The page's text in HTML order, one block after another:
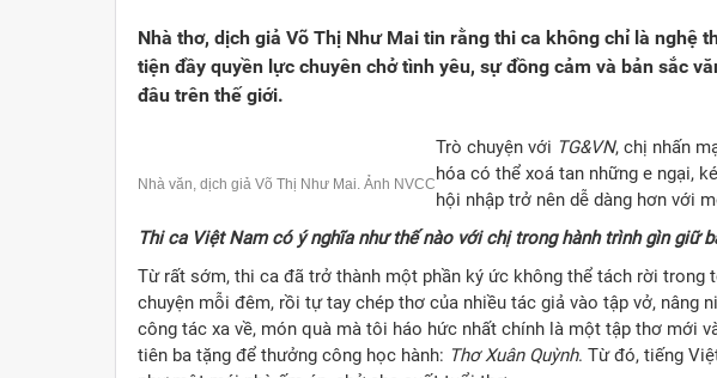
Trang văn học nghệ thuậtSự thật và chân lý không thể đảo ngược
Giải thích thành ngữ - tục
Cổ học tinh hoa
Nhà thơ, dịch giả Võ Thị Như Mai tin rằng thi ca không chỉ là nghệ
tiện đầy quyền lực chuyên chở tình yêu, sự đồng cảm và bản sắc
đâu trên thế giới.
Nhà văn, dịch giả Võ Thị Như Mai. Ảnh NVCC
Trò chuyện với TG&VN, chị nhấn
hóa có thể xoá tan những e ngại,
hội nhập trở nên dễ dàng hơn với
Thi ca Việt Nam có ý nghĩa như thế nào với chị trong hành trình gìn giữ
Từ rất sớm, thi ca đã trở thành một phần ký ức không thể tách rời trong
chuyện mỗi đêm, rồi tự tay chép thơ của nhiều tác giả vào tập vở, nâng
công tác xa về, món quà mà tôi háo hức nhất chính là một tập thơ mới
tiên ba tặng để thưởng công học hành: Thơ Xuân Quỳnh. Từ đó, tiếng